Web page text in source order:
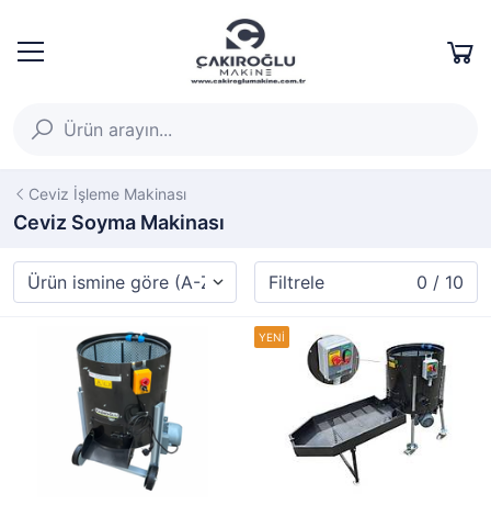
Ceviz İşleme Makinası
Ceviz Soyma Makinası
Filtrele 0 / 10